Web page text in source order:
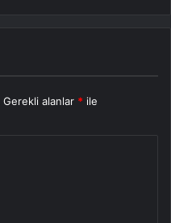
Gerekli alanlar * ile